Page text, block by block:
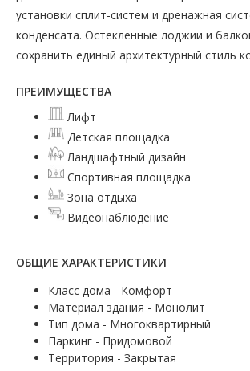
установки сплит-систем и дренажная
конденсата. Остекленные лоджии и
сохранить единый архитектурный стиль
ПРЕИМУЩЕСТВА
Лифт
Детская площадка
Ландшафтный дизайн
Спортивная площадка
Зона отдыха
Видеонаблюдение
ОБЩИЕ ХАРАКТЕРИСТИКИ
Класс дома - Комфорт
Материал здания - Монолит
Тип дома - Многоквартирный
Паркинг - Придомовой
Территория - Закрытая